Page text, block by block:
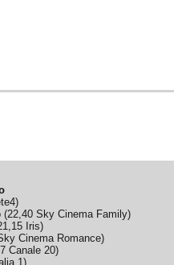
)
(22,40 Sky Cinema Family)
Iris)
Cinema Romance)
Canale 20)
1)